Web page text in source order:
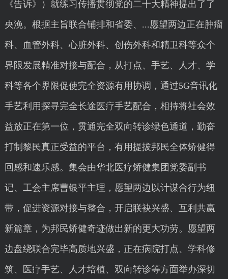
《告诉》）就练习传播贯彻党的二十大精神提出了了
央浼。根据主旨联合铺排和省委、...愿望两边正在肿瘤
科、血管外科、心脏外科、创伤外科和精卫科等众个
界限发展精准对接与配合，从打点、手艺、人才、学
科等各个界限促使完全资源有用协调，通过5G音讯化
手艺利用探寻完全长途医疗手艺配合，相持将社会效
益放正在第一位，贯通完全双向转诊绿色通道，勤奋
打制黎民真正受益的平台，有用提拔邦民全体矫健得
回感和速乐感。集会由华北医疗矫健集团党委副书
记、工会主席曹银平主理，愿望两边以计谋合行为纽
带，促进资源对接与整合，开启联袂兴盛、互利共赢
新篇章，为邦民矫健奇迹做出新的更大功劳。愿望两
边盘绕联合完毕高质地兴盛，正在病院打点、学科修
筑、医疗手艺、人才培植、双向转诊等方面举办深切